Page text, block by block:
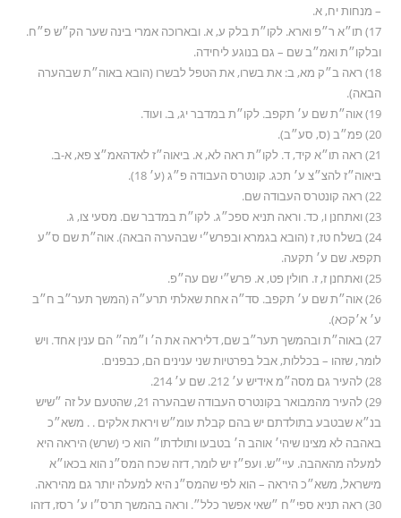
– מנחות יח, א.
17) תו״א ר״פ וארא. לקו״ת בלק ע, א. ובארוכה אמרי בינה שער הק״ש פ״ח.
ובלקו״ת ואמ״ב שם – גם בנוגע ליחידה.
18) ראה ב״ק מא, ב: את בשרו, את הטפל לבשרו (הובא באוה״ת שבהערה
הבאה).
19) אוה״ת שם ע׳ תקפב. לקו״ת במדבר יג, ב. ועוד.
20) פמ״ב (ס, סע״ב).
21) ראה תו״א קיד, ד. לקו״ת ראה לא, א. ביאוה״ז לאדהאמ״צ פא, א-ב.
ביאוה״ז להצ״צ ע׳ תכג. קונטרס העבודה פ״ג (ע׳ 18).
22) ראה קונטרס העבודה שם.
23) ואתחנן ו, כד. וראה תניא ספכ״ג. לקו״ת במדבר שם. מסעי צו, ג.
24) בשלח טז, ז (הובא בגמרא ובפרש״י שבהערה הבאה). אוה״ת שם ס״ע
תקפא. שם ע׳ תקעה.
25) ואתחנן ז, ז. חולין פט, א. פרש״י שם עה״פ.
26) אוה״ת שם ע׳ תקפב. סד״ה אחת שאלתי תרע״ה (המשך תער״ב ח״ב
ע׳ א׳קכא).
27) באוה״ת ובהמשך תער״ב שם, דליראה את ה׳ ו״מה״ הם ענין אחד. ויש
לומר, שזהו – בכללות, אבל בפרטיות שני ענינים הם, כבפנים.
28) להעיר גם מסה״מ אידיש ע׳ 212. שם ע׳ 214.
29) להעיר מהמבואר בקונטרס העבודה שבהערה 21, שהטעם על זה ״שיש
בנ״א שבטבע בתולדתם יש בהם קבלת עומ״ש ויראת אלקים . . משא״כ
באהבה לא מצינו שיהי׳ אוהב ה׳ בטבעו ותולדתו״ הוא כי (שרש) היראה היא
למעלה מהאהבה. עיי״ש. ועפ״ז יש לומר, דזה שכח המס״נ הוא בכאו״א
מישראל, משא״כ היראה – הוא לפי שהמס״נ היא למעלה יותר גם מהיראה.
30) ראה תניא ספי״ח ״שאי אפשר כלל״. וראה בהמשך תרס״ו ע׳ רסז, דזהו